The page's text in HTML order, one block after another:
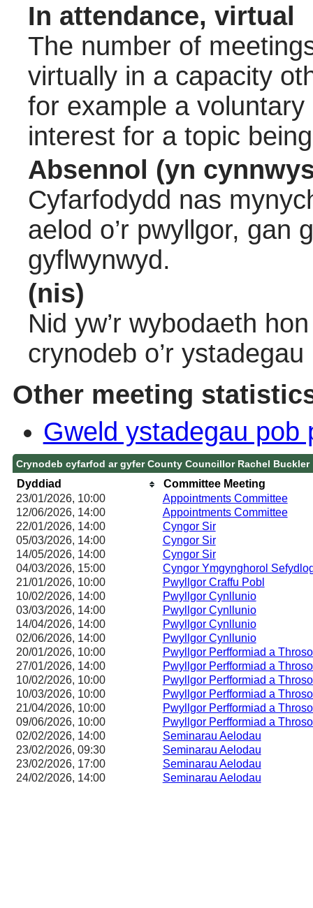
In attendance, virtual
The number of
virtually in a capacity
for example a
interest for a topic
Absennol (yn
Cyfarfodydd nas
aelod o’r pwyllgor, gan
gyflwynwyd.
(nis)
Nid yw’r wybodaeth
crynodeb o’r
Other meeting
Gweld ystadegau pob
Crynodeb cyfarfod ar gyfer County Councillor Rachel Buckler
Dyddiad
Committee Meeting
23/01/2026, 10:00
Appointments Committee
12/06/2026, 14:00 Appointments Committee
22/01/2026, 14:00 Cyngor Sir
05/03/2026, 14:00 Cyngor Sir
14/05/2026, 14:00 Cyngor Sir
04/03/2026, 15:00
Cyngor Ymgynghorol
21/01/2026, 10:00
Pwyllgor Craffu Pobl
10/02/2026, 14:00 Pwyllgor Cynllunio
03/03/2026, 14:00 Pwyllgor Cynllunio
14/04/2026, 14:00 Pwyllgor Cynllunio
02/06/2026, 14:00 Pwyllgor Cynllunio
20/01/2026, 10:00
Pwyllgor Perfformiad a
27/01/2026, 14:00
Pwyllgor Perfformiad a
10/02/2026, 10:00
Pwyllgor Perfformiad a
10/03/2026, 10:00
Pwyllgor Perfformiad a
21/04/2026, 10:00
Pwyllgor Perfformiad a
09/06/2026, 10:00
Pwyllgor Perfformiad a
02/02/2026, 14:00
Seminarau Aelodau
23/02/2026, 09:30 Seminarau Aelodau
23/02/2026, 17:00 Seminarau Aelodau
24/02/2026, 14:00 Seminarau Aelodau